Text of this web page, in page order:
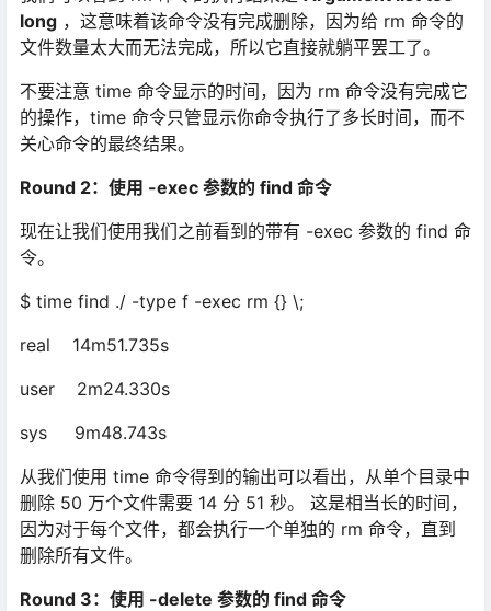
long ，这意味着该命令没有完成删除，因为给 rm 命令的
文件数量太大而无法完成，所以它直接就躺平罢工了。
不要注意 time 命令显示的时间，因为 rm 命令没有完成它
的操作，time 命令只管显示你命令执行了多长时间，而不
关心命令的最终结果。
Round 2：使用 -exec 参数的 find 命令
现在让我们使用我们之前看到的带有 -exec 参数的 find 命
令。
$ time find ./ -type f -exec rm {} \;
real 14m51.735s
user 2m24.330s
sys 9m48.743s
从我们使用 time 命令得到的输出可以看出，从单个目录中
删除 50 万个文件需要 14 分 51 秒。 这是相当长的时间，
因为对于每个文件，都会执行一个单独的 rm 命令，直到
删除所有文件。
Round 3：使用 -delete 参数的 find 命令